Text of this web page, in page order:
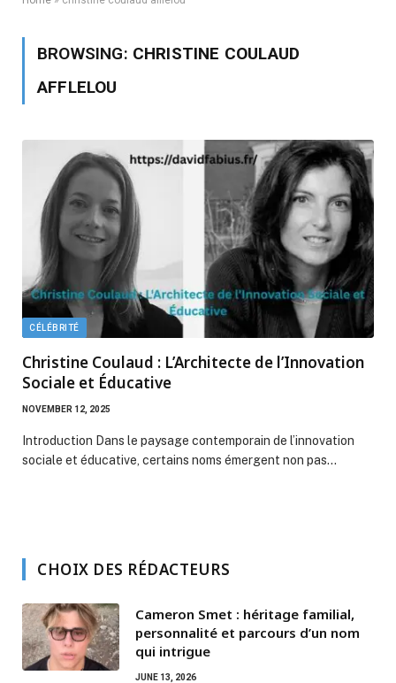
BROWSING: CHRISTINE COULAUD
AFFLELOU
CÉLÉBRITÉ
Christine Coulaud : L’Architecte de l’Innovation
Sociale et Éducative
NOVEMBER 12, 2025
Introduction Dans le paysage contemporain de l’innovation
sociale et éducative, certains noms émergent non pas…
CHOIX DES RÉDACTEURS
Cameron Smet : héritage familial,
personnalité et parcours d’un nom
qui intrigue
JUNE 13, 2026